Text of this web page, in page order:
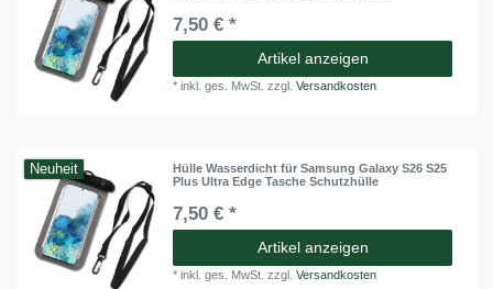
7,50 € *
Artikel anzeigen
*inkl. ges. MwSt. zzgl.Versandkosten
Neuheit
Hülle Wasserdicht für Samsung Galaxy S26 S25
Plus Ultra Edge Tasche Schutzhülle
7,50 € *
Artikel anzeigen
*inkl. ges. MwSt. zzgl.Versandkosten